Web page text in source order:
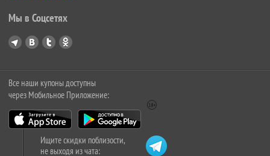
Мы в Соцсетях
Все наши купоны доступны
через Мобильное Приложение:
Ищите скидки поблизости,
не выходя из чата: